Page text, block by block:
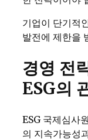
기업이 단기적
발전에 제한을
경영 전
ESG의
ESG 국제심사
의 지속가능성